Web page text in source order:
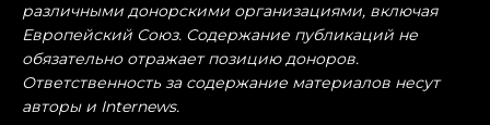
различными донорскими организациями, включая
Европейский Союз. Содержание публикаций не
обязательно отражает позицию доноров.
Ответственность за содержание материалов несут
авторы и Internews.